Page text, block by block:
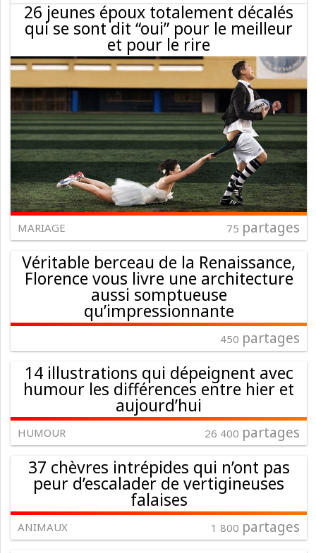
26 jeunes époux totalement décalés
qui se sont dit “oui” pour le meilleur
et pour le rire
MARIAGE 75 partages
Véritable berceau de la Renaissance,
Florence vous livre une architecture
aussi somptueuse
qu’impressionnante
450 partages
14 illustrations qui dépeignent avec
humour les différences entre hier et
aujourd’hui
HUMOUR 26 400 partages
37 chèvres intrépides qui n’ont pas
peur d’escalader de vertigineuses
falaises
ANIMAUX 1 800 partages